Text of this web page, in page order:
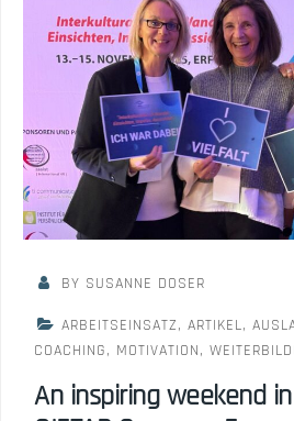
BY SUSANNE DOSER
ARBEITSEINSATZ, ARTIKEL,
COACHING, MOTIVATION,
An inspiring weekend